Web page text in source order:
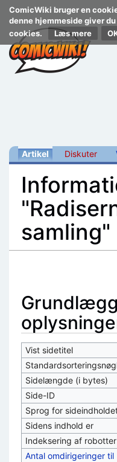
ComicWiki bruger en
denne hjemmeside giver
cookies.
Læs mere
Artikel Diskuter
samling"
Vist sidetitel
Sidelængde (i bytes)
Side-ID
Sprog for
Sidens indhold er
Indeksering af robotter
Antal omdirigeringer til